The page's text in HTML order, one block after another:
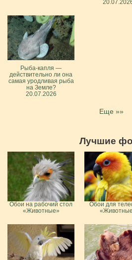
Рыба-капля —
действительно ли она
самая уродливая рыба
на Земле?
20.07.2026
Еще »»
Лучшие
Обои на рабочий стол
«Животные»
Обои для